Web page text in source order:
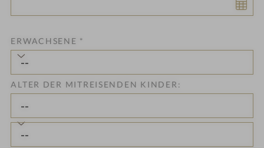
ERWACHSENE *
ALTER DER MITREISENDEN KINDER: